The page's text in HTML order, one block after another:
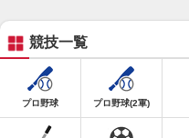
競技一覧
プロ野球 プロ野球(2軍)